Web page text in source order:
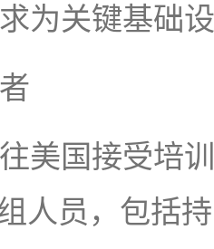
为关键基础
美国接受培
人员，包括